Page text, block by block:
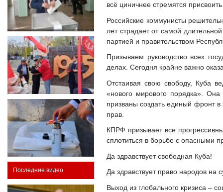
Последние видео
всё циничнее стремятся
Российские коммунисты
лет страдает от самой
партией и правительством
Призываем руководство всех
делах. Сегодня крайне важно
Отстаивая свою свободу, Куба
«нового мирового порядка».
призваны создать единый фронт
прав.
КПРФ призывает все
сплотиться в борьбе с опасными
Да здравствует свободная Куба!
Да здравствует право народов на
Выход из глобального кризиса –